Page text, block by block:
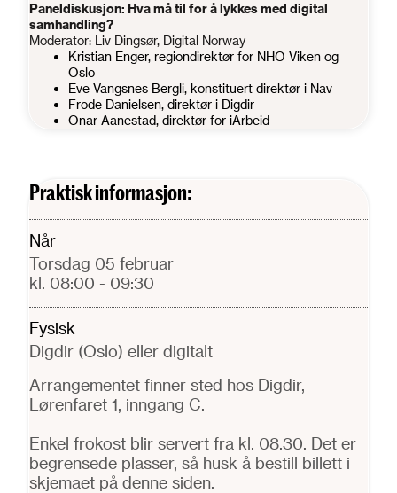
Paneldiskusjon: Hva må til for å lykkes med digital
samhandling?
Moderator: Liv Dingsør, Digital Norway
Kristian Enger, regiondirektør for NHO Viken og
Oslo
Eve Vangsnes Bergli, konstituert direktør i Nav
Frode Danielsen, direktør i Digdir
Onar Aanestad, direktør for iArbeid
Praktisk informasjon:
Når
torsdag 05 februar
kl. 08:00 - 09:30
Fysisk
Digdir (Oslo) eller digitalt
Arrangementet finner sted hos Digdir,
Lørenfaret 1, inngang C.
Enkel frokost blir servert fra kl. 08.30. Det er
begrensede plasser, så husk å bestill billett i
skjemaet på denne siden.